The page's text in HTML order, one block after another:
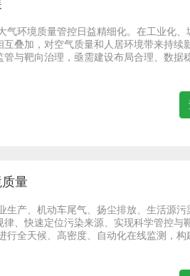
环境质量管控日益精细化。在工业化、
叠加，对空气质量和人居环境带来持续
与靶向治理，亟需建设布局合理、数据
量
产、机动车尾气、扬尘排放、生活源污
、快速定位污染来源、实现科学管控与
全天候、高密度、自动化在线监测，构